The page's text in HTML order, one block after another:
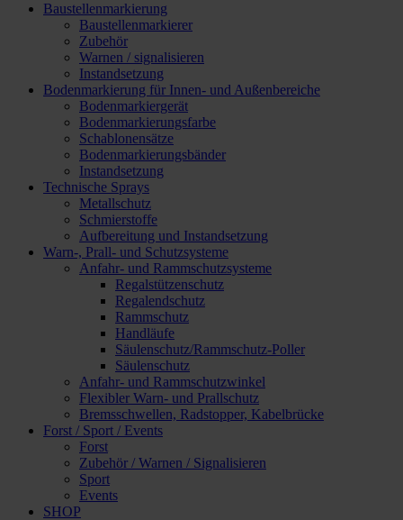
Baustellenmarkierung
Baustellenmarkierer
Zubehör
Warnen / signalisieren
Instandsetzung
Bodenmarkierung für Innen- und Außenbereiche
Bodenmarkiergerät
Bodenmarkierungsfarbe
Schablonensätze
Bodenmarkierungsbänder
Instandsetzung
Technische Sprays
Metallschutz
Schmierstoffe
Aufbereitung und Instandsetzung
Warn-, Prall- und Schutzsysteme
Anfahr- und Rammschutzsysteme
Regalstützenschutz
Regalendschutz
Rammschutz
Handläufe
Säulenschutz/Rammschutz-Poller
Säulenschutz
Anfahr- und Rammschutzwinkel
Flexibler Warn- und Prallschutz
Bremsschwellen, Radstopper, Kabelbrücke
Forst / Sport / Events
Forst
Zubehör / Warnen / Signalisieren
Sport
Events
SHOP